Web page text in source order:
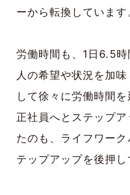
ーから転換しています
労働時間も、1日6.5
人の希望や状況を加
して徐々に労働時間
正社員へとステップ
たのも、ライフワー
テップアップを後押し